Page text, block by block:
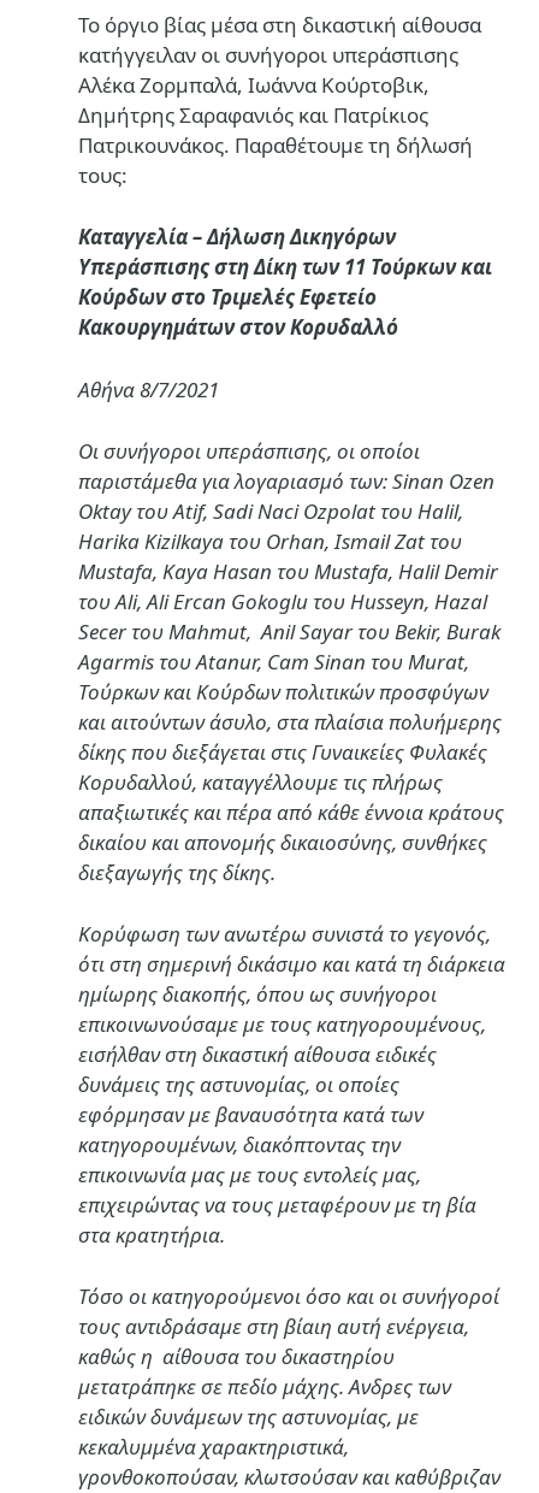
Το όργιο βίας μέσα στη δικαστική αίθουσα
κατήγγειλαν οι συνήγοροι υπεράσπισης
Αλέκα Ζορμπαλά, Ιωάννα Κούρτοβικ,
Δημήτρης Σαραφανιός και Πατρίκιος
Πατρικουνάκος. Παραθέτουμε τη δήλωσή
τους:
Καταγγελία – Δήλωση Δικηγόρων
Υπεράσπισης στη Δίκη των 11 Τούρκων και
Κούρδων στο Τριμελές Εφετείο
Κακουργημάτων στον Κορυδαλλό
Αθήνα 8/7/2021
Οι συνήγοροι υπεράσπισης, οι οποίοι
παριστάμεθα για λογαριασμό των: Sinan Ozen
Oktay του Atif, Sadi Naci Ozpolat του Halil,
Harika Kizilkaya του Orhan, Ismail Zat του
Mustafa, Kaya Hasan του Mustafa, Halil Demir
του Αli, Αli Ercan Gokoglu του Husseyn, Hazal
Secer του Mahmut, Anil Sayar του Bekir, Βurak
Agarmis του Atanur, Cam Sinan του Murat,
Τούρκων και Κούρδων πολιτικών προσφύγων
και αιτούντων άσυλο, στα πλαίσια πολυήμερης
δίκης που διεξάγεται στις Γυναικείες Φυλακές
Κορυδαλλού, καταγγέλλουμε τις πλήρως
απαξιωτικές και πέρα από κάθε έννοια κράτους
δικαίου και απονομής δικαιοσύνης, συνθήκες
διεξαγωγής της δίκης.
Κορύφωση των ανωτέρω συνιστά το γεγονός,
ότι στη σημερινή δικάσιμο και κατά τη διάρκεια
ημίωρης διακοπής, όπου ως συνήγοροι
επικοινωνούσαμε με τους κατηγορουμένους,
εισήλθαν στη δικαστική αίθουσα ειδικές
δυνάμεις της αστυνομίας, οι οποίες
εφόρμησαν με βαναυσότητα κατά των
κατηγορουμένων, διακόπτοντας την
επικοινωνία μας με τους εντολείς μας,
επιχειρώντας να τους μεταφέρουν με τη βία
στα κρατητήρια.
Τόσο οι κατηγορούμενοι όσο και οι συνήγοροί
τους αντιδράσαμε στη βίαιη αυτή ενέργεια,
καθώς η αίθουσα του δικαστηρίου
μετατράπηκε σε πεδίο μάχης. Ανδρες των
ειδικών δυνάμεων της αστυνομίας, με
κεκαλυμμένα χαρακτηριστικά,
γρονθοκοπούσαν, κλωτσούσαν και καθύβριζαν